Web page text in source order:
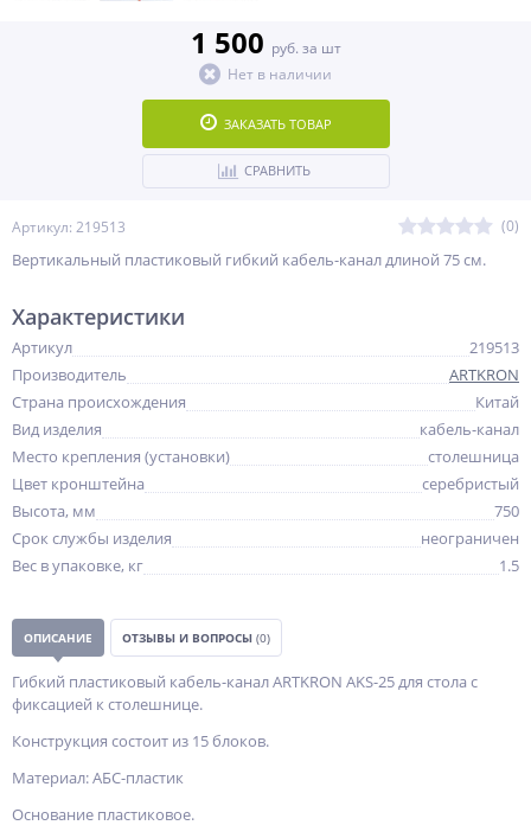
Артикул: 219513 (0)
Вертикальный пластиковый гибкий кабель-канал длиной 75 см.
1 500 руб. за шт
Нет в наличии
ЗАКАЗАТЬ ТОВАР
СРАВНИТЬ
Характеристики
Артикул
219513
Производитель
ARTKRON
Страна происхождения
Китай
Вид изделия
кабель-канал
Место крепления (установки)
столешница
Цвет кронштейна
серебристый
Высота, мм
750
Срок службы изделия
неограничен
Вес в упаковке, кг
1.5
ОПИСАНИЕ ОТЗЫВЫ И ВОПРОСЫ (0)
Гибкий пластиковый кабель-канал ARTKRON AKS-25 для стола с
фиксацией к столешнице.
Конструкция состоит из 15 блоков.
Материал: АБС-пластик
Основание пластиковое.